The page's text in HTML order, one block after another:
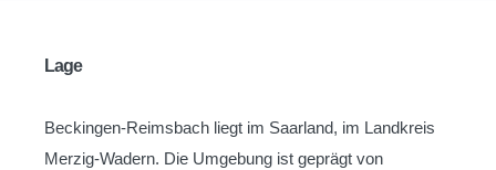
Lage
Beckingen-Reimsbach liegt im Saarland, im Landkreis
Merzig-Wadern. Die Umgebung ist geprägt von